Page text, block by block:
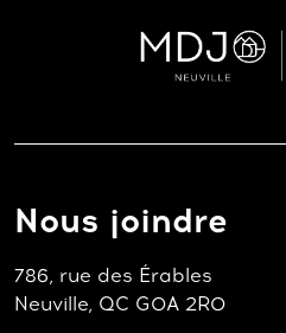
Nous joindre
786, rue des Érables
Neuville, QC G0A 2R0